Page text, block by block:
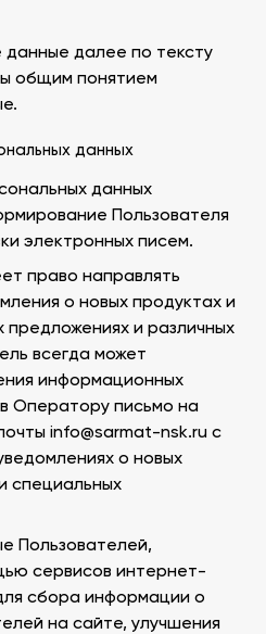
далее по тексту
общим понятием
данных
данных
Пользователя
электронных писем.
право направлять
о новых продуктах и
предложениях и различных
всегда может
информационных
Оператору письмо на
info@sarmat-nsk.ru с
о новых
специальных
Пользователей,
сервисов интернет-
сбора информации о
на сайте, улучшения